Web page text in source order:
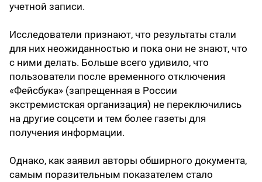
учетной записи.
Исследователи признают, что результаты стали
для них неожиданностью и пока они не знают, что
с ними делать. Больше всего удивило, что
пользователи после временного отключения
«Фейсбука» (запрещенная в России
экстремистская организация) не переключились
на другие соцсети и тем более газеты для
получения информации.
Однако, как заявил авторы обширного документа,
самым поразительным показателем стало